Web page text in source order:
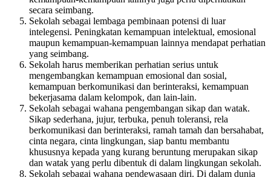
secara seimbang.
Sekolah sebagai lembaga pembinaan potensi di luar
intelegensi. Peningkatan kemampuan intelektual, emosional
maupun kemampuan-kemampuan lainnya mendapat perhatian
yang seimbang.
Sekolah harus memberikan perhatian serius untuk
mengembangkan kemampuan emosional dan sosial,
kemampuan berkomunikasi dan berinteraksi, kemampuan
bekerjasama dalam kelompok, dan lain-lain.
Sekolah sebagai wahana pengembangan sikap dan watak.
Sikap sederhana, jujur, terbuka, penuh toleransi, rela
berkomunikasi dan berinteraksi, ramah tamah dan bersahabat,
cinta negara, cinta lingkungan, siap bantu membantu
khususnya kepada yang kurang beruntung merupakan sikap
dan watak yang perlu dibentuk di dalam lingkungan sekolah.
Sekolah sebagai wahana pendewasaan diri. Di dalam dunia